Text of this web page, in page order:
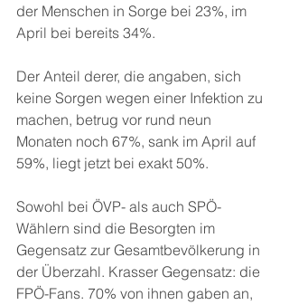
der Menschen in Sorge bei 23%, im
April bei bereits 34%.
Der Anteil derer, die angaben, sich
keine Sorgen wegen einer Infektion zu
machen, betrug vor rund neun
Monaten noch 67%, sank im April auf
59%, liegt jetzt bei exakt 50%.
Sowohl bei ÖVP- als auch SPÖ-
Wählern sind die Besorgten im
Gegensatz zur Gesamtbevölkerung in
der Überzahl. Krasser Gegensatz: die
FPÖ-Fans. 70% von ihnen gaben an,